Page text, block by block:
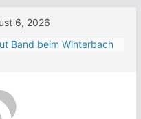
6, 2026
Band beim Winterbach
2026
Jarre bei den jazz open
der Piazza Roma 2026